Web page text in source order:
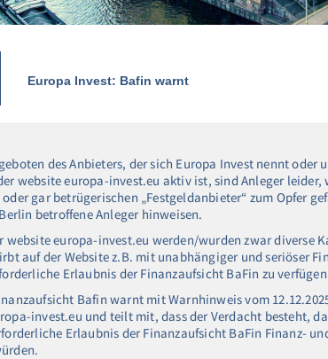
Europa Invest: Bafin warnt
des Anbieters, der sich Europa Invest nennt
website europa-invest.eu aktiv ist, sind Anleger leider,
oder gar betrügerischen „Festgeldanbieter“ zum Opfer
betroffene Anleger hinweisen.
website europa-invest.eu werden/wurden zwar diverse
auf der Website z.B. mit unabhängiger und seriöser
Erlaubnis der Finanzaufsicht BaFin zu
Bafin warnt mit Warnhinweis vom
invest.eu und teilt mit, dass der Verdacht besteht,
Erlaubnis der Finanzaufsicht BaFin Finanz-